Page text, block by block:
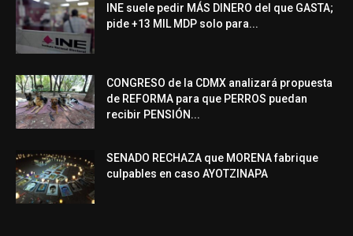
INE suele pedir MÁS DINERO del que GASTA;
pide +13 MIL MDP solo para...
CONGRESO de la CDMX analizará propuesta
de REFORMA para que PERROS puedan
recibir PENSIÓN...
SENADO RECHAZA que MORENA fabrique
culpables en caso AYOTZINAPA